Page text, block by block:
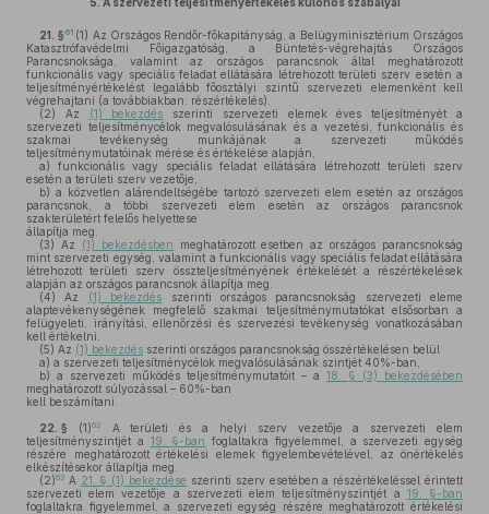
21. § 61 (1) Az Országos Rendőr-főkapitányság, a Belügyminisztérium Országos
Katasztrófavédelmi Főigazgatóság, a Büntetés-végrehajtás Országos
Parancsnoksága, valamint az országos parancsnok által meghatározott
funkcionális vagy speciális feladat ellátására létrehozott területi szerv esetén a
teljesítményértékelést legalább főosztályi szintű szervezeti elemenként kell
végrehajtani (a továbbiakban: részértékelés).
(2) Az (1) bekezdés szerinti szervezeti elemek éves teljesítményét a
szervezeti teljesítménycélok megvalósulásának és a vezetési, funkcionális és
szakmai tevékenység munkájának a szervezeti működés
teljesítménymutatóinak mérése és értékelése alapján,
a) funkcionális vagy speciális feladat ellátására létrehozott területi szerv
esetén a területi szerv vezetője,
b) a közvetlen alárendeltségébe tartozó szervezeti elem esetén az országos
parancsnok, a többi szervezeti elem esetén az országos parancsnok
szakterületért felelős helyettese
állapítja meg.
(3) Az (1) bekezdésben meghatározott esetben az országos parancsnokság
mint szervezeti egység, valamint a funkcionális vagy speciális feladat ellátására
létrehozott területi szerv összteljesítményének értékelését a részértékelések
alapján az országos parancsnok állapítja meg.
(4) Az (1) bekezdés szerinti országos parancsnokság szervezeti eleme
alaptevékenységének megfelelő szakmai teljesítménymutatókat elsősorban a
felügyeleti, irányítási, ellenőrzési és szervezési tevékenység vonatkozásában
kell értékelni.
(5) Az (1) bekezdés szerinti országos parancsnokság összértékelésen belül
a) a szervezeti teljesítménycélok megvalósulásának szintjét 40%-ban,
b) a szervezeti működés teljesítménymutatóit – a 18. § (3) bekezdésében
meghatározott súlyozással – 60%-ban
kell beszámítani.
22. § (1)62
A területi és a helyi szerv vezetője a szervezeti elem
teljesítményszintjét a 19. §-ban foglaltakra figyelemmel, a szervezeti egység
részére meghatározott értékelési elemek figyelembevételével, az önértékelés
elkészítésekor állapítja meg.
(2)63 A 21. § (1) bekezdése szerinti szerv esetében a részértékeléssel érintett
szervezeti elem vezetője a szervezeti elem teljesítményszintjét a 19. §-ban
foglaltakra figyelemmel, a szervezeti egység részére meghatározott értékelési